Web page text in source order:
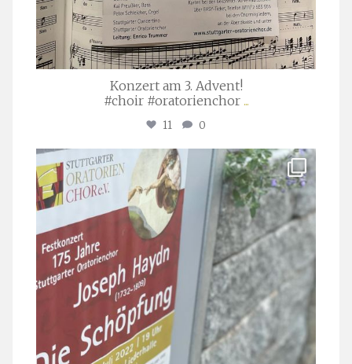
Konzert am 3. Advent!
#choir #oratorienchor ...
11 0
stuttgarter_oratorienchor
Juli 23